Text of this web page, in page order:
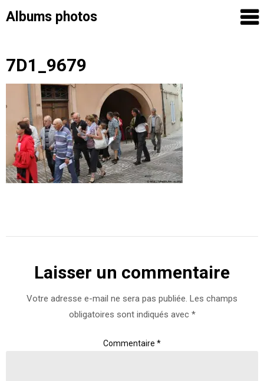
Albums photos
Skip
content
7D1_9679
Laisser un commentaire
Votre adresse e-mail ne sera pas publiée. Les champs
obligatoires sont indiqués avec *
Commentaire *